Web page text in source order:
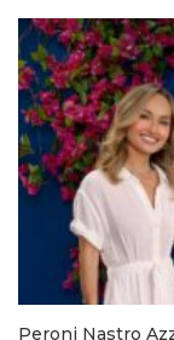
Peroni Nastro